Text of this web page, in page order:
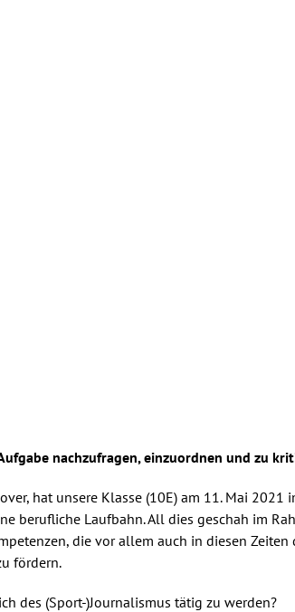
nachzufragen, einzuordnen und zu
hat unsere Klasse (10E) am 11. Mai
berufliche Laufbahn. All dies geschah im
die vor allem auch in diesen
fördern.
des (Sport-)Journalismus tätig zu werden?